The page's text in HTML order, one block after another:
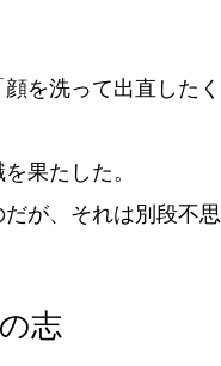
を洗って出直した
果たした。
が、それは別段不思
志